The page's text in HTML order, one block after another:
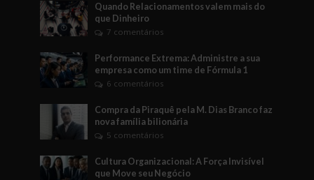
Quando Relacionamentos valem mais do
que Dinheiro
7 comentários
Performance Extrema: Administre a sua
empresa como um time de Fórmula 1
6 comentários
Compra da Piraquê pela M. Dias Branco faz
nova família bilionária
5 comentários
Cultura Organizacional: A Força Invisível
que Move seu Negócio